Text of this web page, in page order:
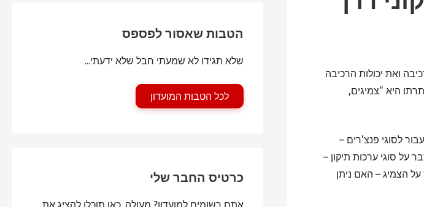
ואת יכולות הרכיבה
היא "צמיגים,
לסוגי פנצ'רים –
על סוגי ערכות תיקון –
הצמיג – האם ניתן
הטבות שאסור לפספס
שלא תגידו לא שמעתי חבל שלא ידעתי...
לכל הטבות המועדון
כרטיס החבר שלי
אתם רשומים למועדון? מעולה. כאן תוכלו להציג את